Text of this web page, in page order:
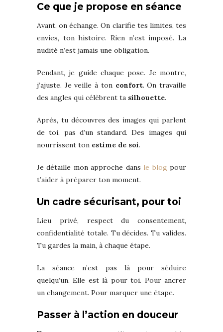
Ce que je propose en séance
Avant, on échange. On clarifie tes limites, tes
envies, ton histoire. Rien n’est imposé. La
nudité n’est jamais une obligation.
Pendant, je guide chaque pose. Je montre,
j’ajuste. Je veille à ton confort. On travaille
des angles qui célèbrent ta silhouette.
Après, tu découvres des images qui parlent
de toi, pas d’un standard. Des images qui
nourrissent ton estime de soi.
Je détaille mon approche dans le blogpour
t’aider à préparer ton moment.
Un cadre sécurisant, pour toi
Lieu privé, respect du consentement,
confidentialité totale. Tu décides. Tu valides.
Tu gardes la main, à chaque étape.
La séance n’est pas là pour séduire
quelqu’un. Elle est là pour toi. Pour ancrer
un changement. Pour marquer une étape.
Passer à l’action en douceur